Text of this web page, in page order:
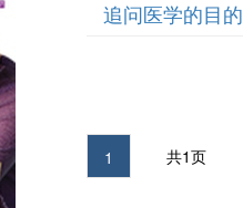
追问医学的目的
1 共1页